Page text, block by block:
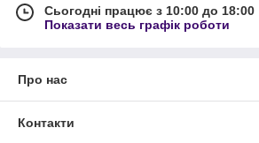
Сьогодні працює з 10:00 до 18:00
Показати весь графік роботи
Про нас
Контакти